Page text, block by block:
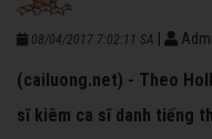
08/04/2017 7:02:11 SA
(cailuong.net) - Theo
sĩ kiêm ca sĩ danh tiếng